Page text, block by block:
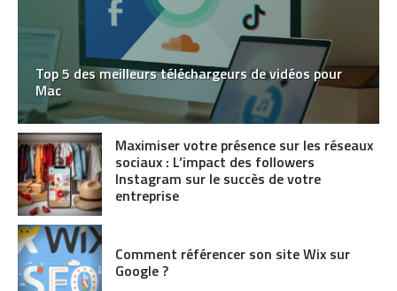
Top 5 des meilleurs téléchargeurs de vidéos pour
Mac
Maximiser votre présence sur les réseaux
sociaux : L’impact des followers
Instagram sur le succès de votre
entreprise
Comment référencer son site Wix sur
Google ?